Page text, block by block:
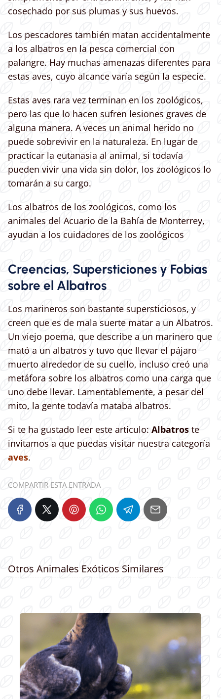
cosechado por sus plumas y sus huevos.
Los pescadores también matan accidentalmente
a los albatros en la pesca comercial con
palangre. Hay muchas amenazas diferentes para
estas aves, cuyo alcance varía según la especie.
Estas aves rara vez terminan en los zoológicos,
pero las que lo hacen sufren lesiones graves de
alguna manera. A veces un animal herido no
puede sobrevivir en la naturaleza. En lugar de
practicar la eutanasia al animal, si todavía
pueden vivir una vida sin dolor, los zoológicos lo
tomarán a su cargo.
Los albatros de los zoológicos, como los
animales del Acuario de la Bahía de Monterrey,
ayudan a los cuidadores de los zoológicos
Creencias, Supersticiones y Fobias
sobre el Albatros
Los marineros son bastante supersticiosos, y
creen que es de mala suerte matar a un Albatros.
Un viejo poema, que describe a un marinero que
mató a un albatros y tuvo que llevar el pájaro
muerto alrededor de su cuello, incluso creó una
metáfora sobre los albatros como una carga que
uno debe llevar. Lamentablemente, a pesar del
mito, la gente todavía mataba albatros.
Si te ha gustado leer este articulo: Albatros te
invitamos a que puedas visitar nuestra categoría
aves.
COMPARTIR ESTA ENTRADA
Otros Animales Exóticos Similares